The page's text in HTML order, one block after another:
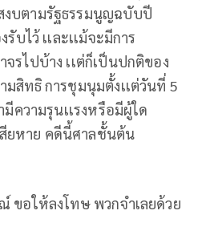
งบตามรัฐธรรมนูญฉบับปี
บไว้ เเละเเม้จะมีการ
รไปบ้าง เเต่ก็เป็นปกติของ
มสิทธิ การชุมนุมตั้งเเต่วันที่ 5
ความรุนเเรงหรือมีผู้ใด
ยหาย คดีนี้ศาลชั้นต้น
ขอให้ลงโทษ พวกจำเลยด้วย